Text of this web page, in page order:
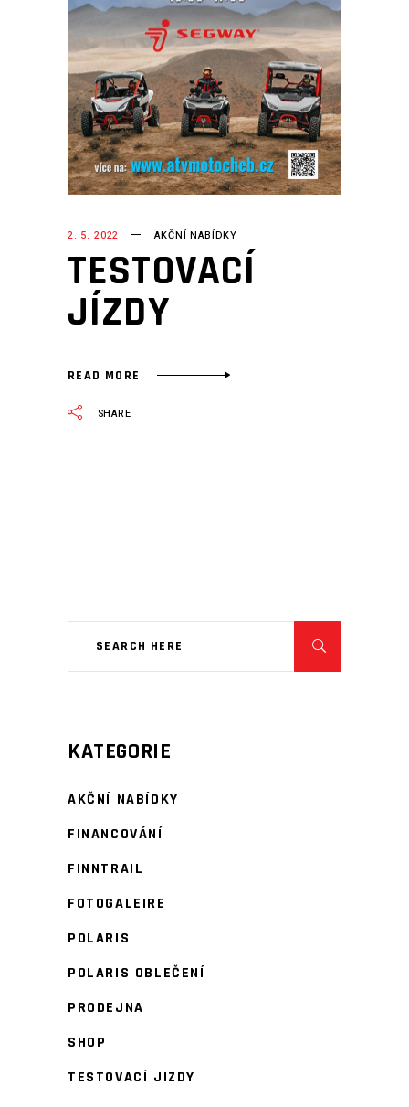
2. 5. 2022 AKČNÍ NABÍDKY
TESTOVACÍ
JÍZDY
READ MORE
SHARE
KATEGORIE
AKČNÍ NABÍDKY
FINANCOVÁNÍ
FINNTRAIL
FOTOGALEIRE
POLARIS
POLARIS OBLEČENÍ
PRODEJNA
SHOP
TESTOVACÍ JIZDY